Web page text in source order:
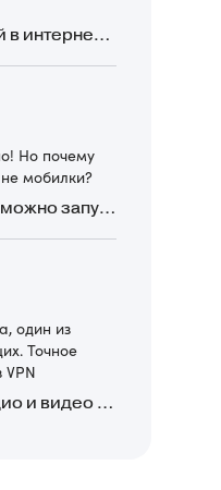
Доски объявлений в интернете: какие лучше и безопаснее? Сравниваем 5 популярных
Но почему
мобилки?
В Директе теперь можно запускать Премиум-билборд для мобильных устройств
один из
Точное
Как перевести аудио и видео в текст: обзор 24 нейросетей, программ и сервисов для транскрибации